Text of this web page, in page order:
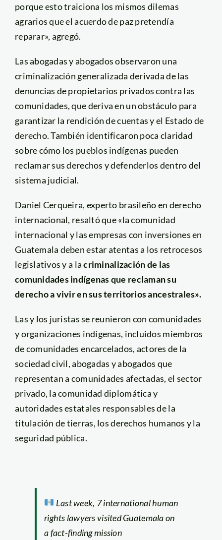
porque esto traiciona los mismos dilemas
agrarios que el acuerdo de paz pretendía
reparar», agregó.
Las abogadas y abogados observaron una
criminalización generalizada derivada de las
denuncias de propietarios privados contra las
comunidades, que deriva en un obstáculo para
garantizar la rendición de cuentas y el Estado de
derecho. También identificaron poca claridad
sobre cómo los pueblos indígenas pueden
reclamar sus derechos y defenderlos dentro del
sistema judicial.
Daniel Cerqueira, experto brasileño en derecho
internacional, resaltó que «la comunidad
internacional y las empresas con inversiones en
Guatemala deben estar atentas a los retrocesos
legislativos y a lacriminalización de las
comunidades indígenas que reclaman su
derecho a vivir en sus territorios ancestrales».
Las y los juristas se reunieron con comunidades
y organizaciones indígenas, incluidos miembros
de comunidades encarcelados, actores de la
sociedad civil, abogadas y abogados que
representan a comunidades afectadas, el sector
privado, la comunidad diplomática y
autoridades estatales responsables de la
titulación de tierras, los derechos humanos y la
seguridad pública.
Last week, 7 international human
rights lawyers visited Guatemala on
a fact-finding mission